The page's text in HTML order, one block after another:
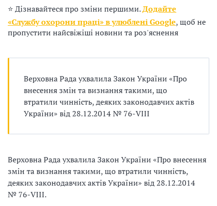
⭐ Дізнавайтеся про зміни першими.Додайте
«Службу охорони праці» в улюблені Google, щоб не
пропустити найсвіжіші новини та роз'яснення
Верховна Рада ухвалила Закон України «Про
внесення змін та визнання такими, що
втратили чинність, деяких законодавчих актів
України» від 28.12.2014 № 76-VIII
Верховна Рада ухвалила Закон України «Про внесення
змін та визнання такими, що втратили чинність,
деяких законодавчих актів України» від 28.12.2014
№ 76-VIII.
р
в
у
в
а
т